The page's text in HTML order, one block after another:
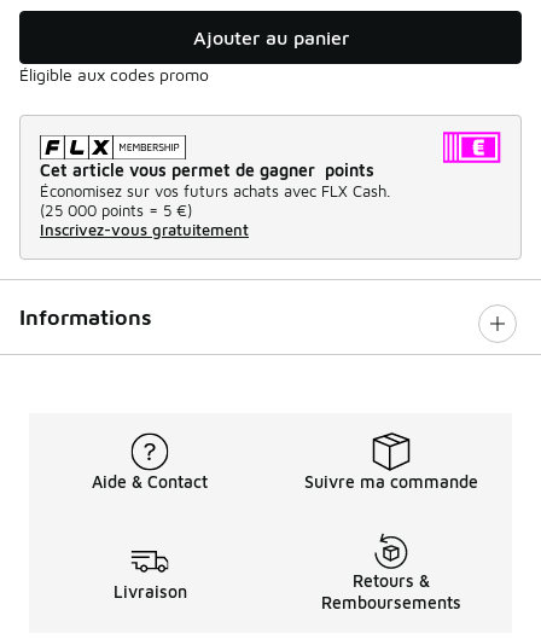
Ajouter au panier
Éligible aux codes promo
Cet article vous permet de gagner points
Économisez sur vos futurs achats avec FLX Cash.
(25 000 points = 5 €)
Inscrivez-vous gratuitement
Informations
Aide & Contact Suivre ma commande
Livraison
Retours &
Remboursements